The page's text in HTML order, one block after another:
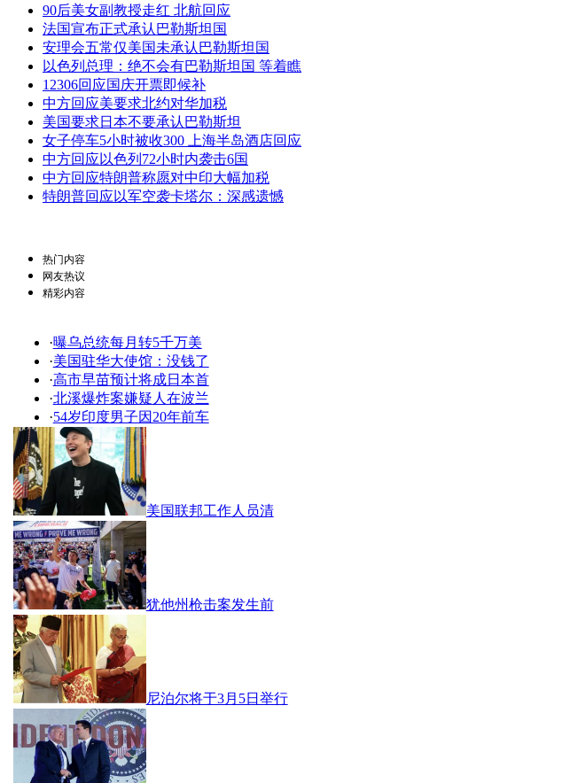
90后美女副教授走红 北航回应
法国宣布正式承认巴勒斯坦国
安理会五常仅美国未承认巴勒斯坦国
以色列总理：绝不会有巴勒斯坦国 等着瞧
12306回应国庆开票即候补
中方回应美要求北约对华加税
美国要求日本不要承认巴勒斯坦
女子停车5小时被收300 上海半岛酒店回应
中方回应以色列72小时内袭击6国
中方回应特朗普称愿对中印大幅加税
特朗普回应以军空袭卡塔尔：深感遗憾
热门内容
网友热议
精彩内容
·曝乌总统每月转5千万美
·美国驻华大使馆：没钱了
·高市早苗预计将成日本首
·北溪爆炸案嫌疑人在波兰
·54岁印度男子因20年前车
美国联邦工作人员清
犹他州枪击案发生前
尼泊尔将于3月5日举行